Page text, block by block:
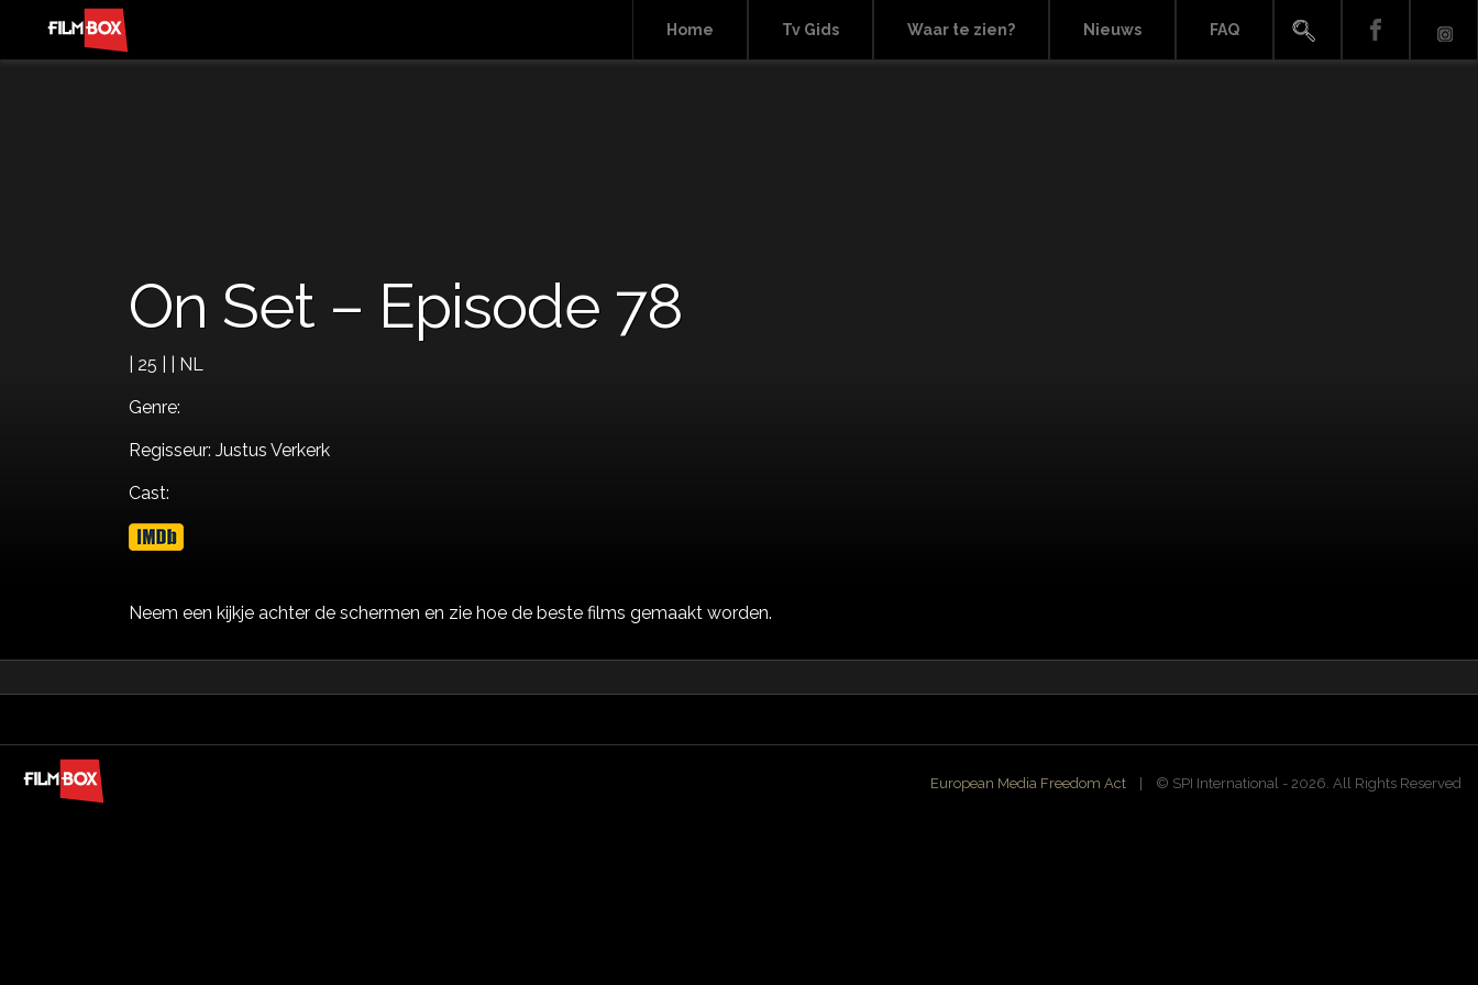
Home Tv Gids Waar te zien? Nieuws FAQ
On Set – Episode 78
| 25 | | NL
Genre:
Regisseur: Justus Verkerk
Cast:
Neem een kijkje achter de schermen en zie hoe de beste films gemaakt worden.
European Media Freedom Act | ©️ SPI International - 2026. All Rights Reserved